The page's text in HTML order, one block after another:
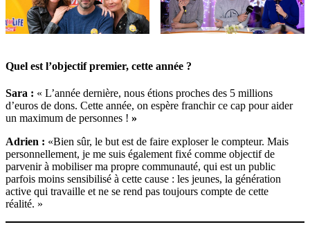
Quel est l’objectif premier, cette année ?
Sara : « L’année dernière, nous étions proches des 5 millions
d’euros de dons. Cette année, on espère franchir ce cap pour aider
un maximum de personnes ! »
Adrien : «Bien sûr, le but est de faire exploser le compteur. Mais
personnellement, je me suis également fixé comme objectif de
parvenir à mobiliser ma propre communauté, qui est un public
parfois moins sensibilisé à cette cause : les jeunes, la génération
active qui travaille et ne se rend pas toujours compte de cette
réalité. »